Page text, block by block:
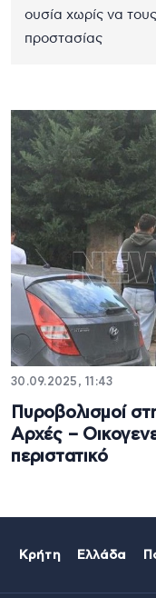
ουσία χωρίς να
προστασίας
30.09.2025, 11:43
Πυροβολισμοί
Αρχές –
περιστατικό
Κρήτη Ελλάδα